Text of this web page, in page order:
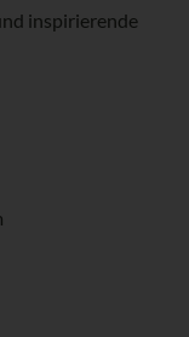
inspirierende